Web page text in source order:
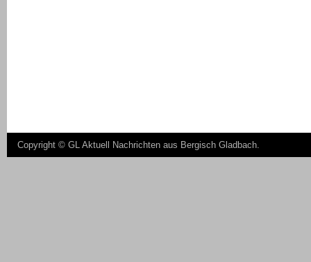
Copyright © GL Aktuell Nachrichten aus Bergisch Gladbach.